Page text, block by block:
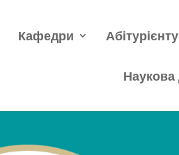
Кафедри Абітурієнту
Наукова